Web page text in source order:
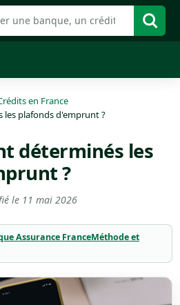
en France
plafonds d'emprunt ?
déterminés les
?
le 11 mai 2026
Assurance FranceMéthode et